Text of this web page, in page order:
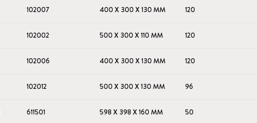
102007 400 X 300 X 130 MM 120
102002 500 X 300 X 110 MM 120
102006 400 X 300 X 130 MM 120
102012 500 X 300 X 130 MM 96
611501 598 X 398 X 160 MM 50